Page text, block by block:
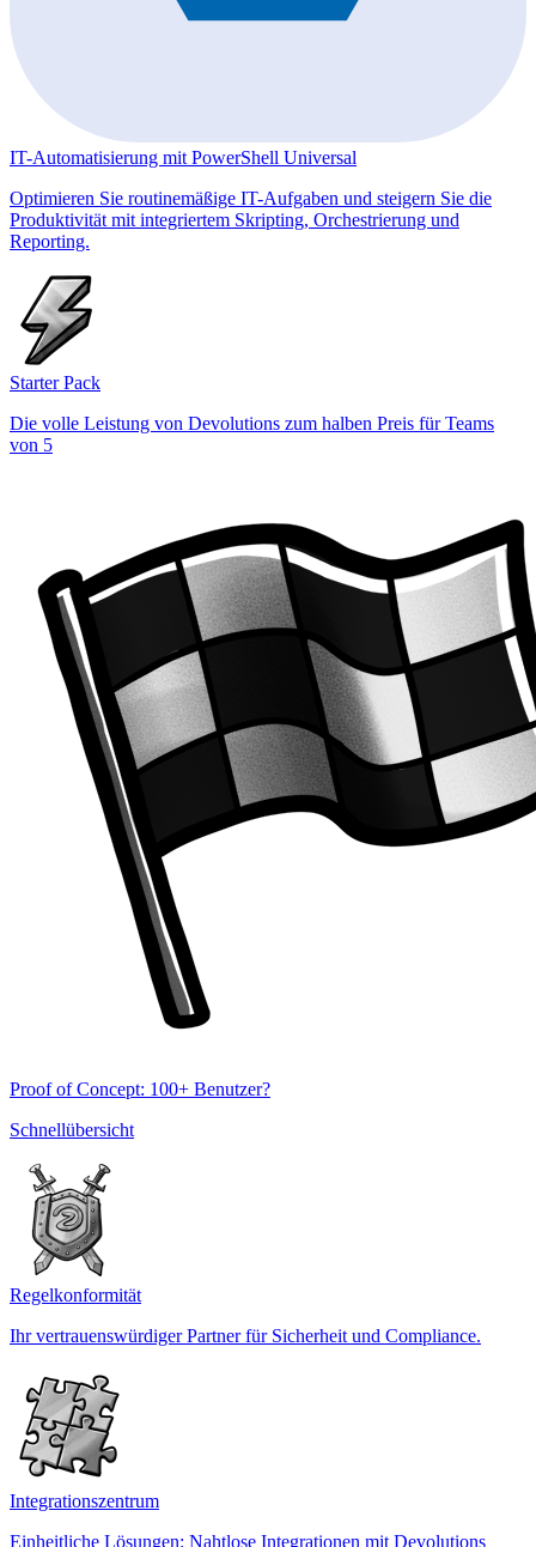
IT-Automatisierung mit PowerShell Universal
Optimieren Sie routinemäßige IT-Aufgaben und steigern Sie die
Produktivität mit integriertem Skripting, Orchestrierung und
Reporting.
Starter Pack
Die volle Leistung von Devolutions zum halben Preis für Teams
von 5
Proof of Concept: 100+ Benutzer?
Schnellübersicht
Regelkonformität
Ihr vertrauenswürdiger Partner für Sicherheit und Compliance.
Integrationszentrum
Einheitliche Lösungen: Nahtlose Integrationen mit Devolutions